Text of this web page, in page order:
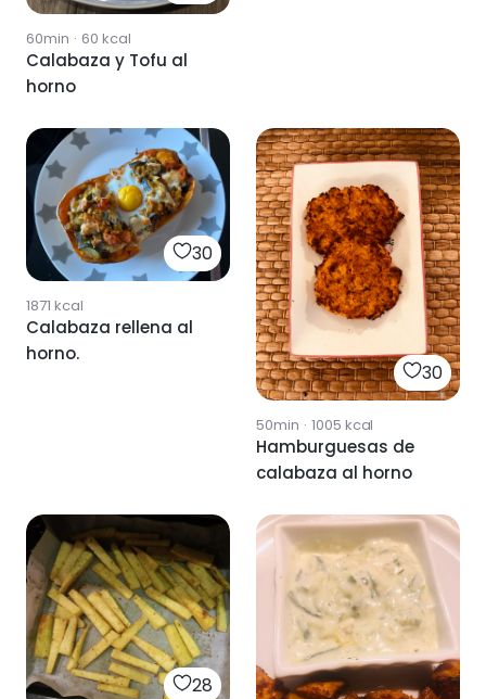
60min · 60 kcal
Calabaza y Tofu al
horno
30
1871 kcal
Calabaza rellena al
horno.
30
50min · 1005 kcal
Hamburguesas de
calabaza al horno
28